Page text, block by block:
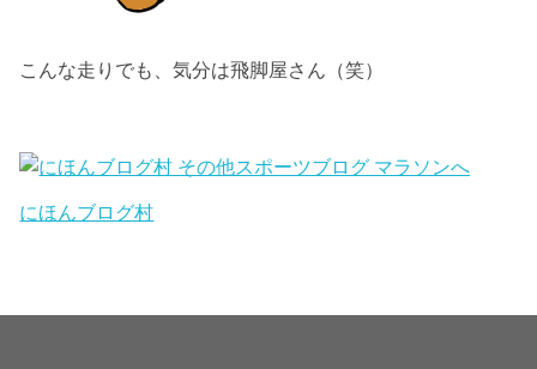
こんな走りでも、気分は飛脚屋さん（笑）
にほんブログ村